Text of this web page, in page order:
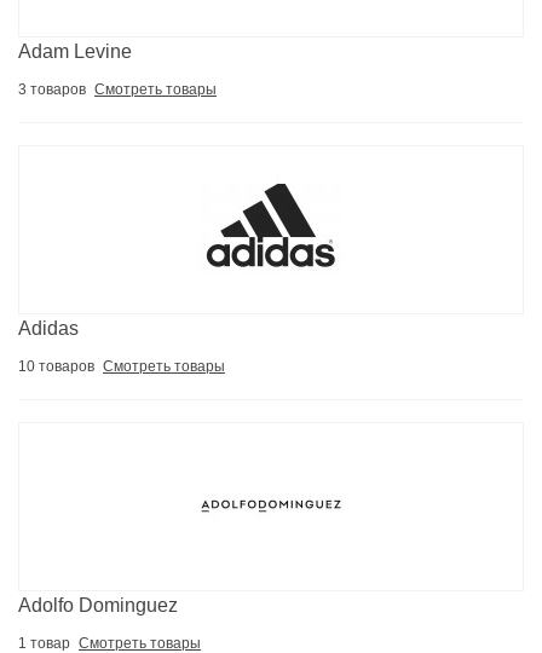
Adam Levine
3 товаров Смотреть товары
Adidas
10 товаров Смотреть товары
Adolfo Dominguez
1 товар Смотреть товары